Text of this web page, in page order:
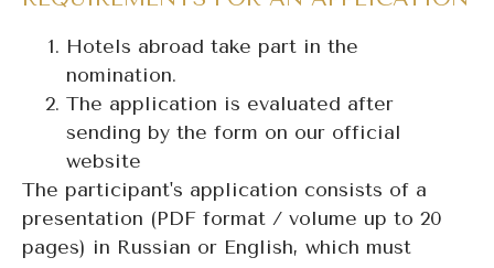
Hotels abroad take part in the
nomination.
The application is evaluated after
sending by the form on our official
website
The participant's application consists of a
presentation (PDF format / volume up to 20
pages) in Russian or English, which must